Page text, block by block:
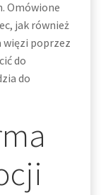
Omówione
jak również
więzi poprzez
do
do